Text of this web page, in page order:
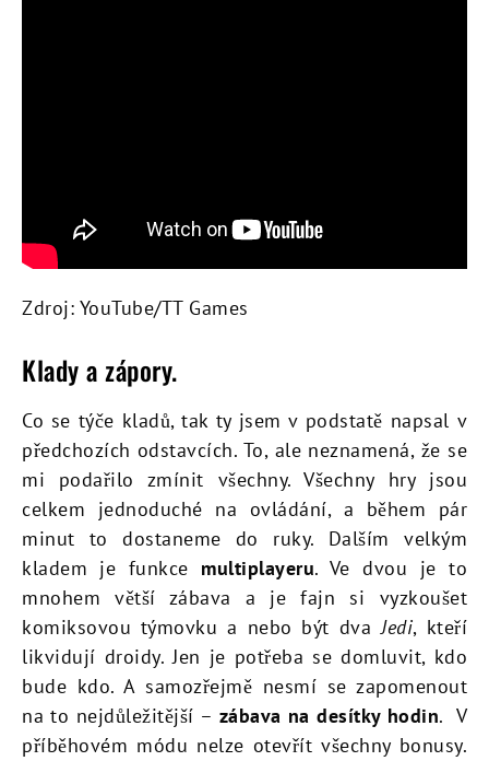
Zdroj: YouTube/TT Games
Klady a zápory.
Co se týče kladů, tak ty jsem v podstatě napsal v
předchozích odstavcích. To, ale neznamená, že se
mi podařilo zmínit všechny. Všechny hry jsou
celkem jednoduché na ovládání, a během pár
minut to dostaneme do ruky. Dalším velkým
kladem je funkce multiplayeru. Ve dvou je to
mnohem větší zábava a je fajn si vyzkoušet
komiksovou týmovku a nebo být dvaJedi, kteří
likvidují droidy. Jen je potřeba se domluvit, kdo
bude kdo. A samozřejmě nesmí se zapomenout
na to nejdůležitější – zábava na desítky hodin. V
příběhovém módu nelze otevřít všechny bonusy.